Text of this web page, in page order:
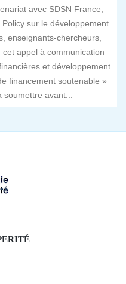
avec SDSN France,
sur le développement
enseignants-chercheurs,
appel à communication
et développement
financement soutenable »
soumettre avant...